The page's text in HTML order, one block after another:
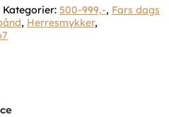
Kategorier: 500-999,-, Fars dags
, Herresmykker,